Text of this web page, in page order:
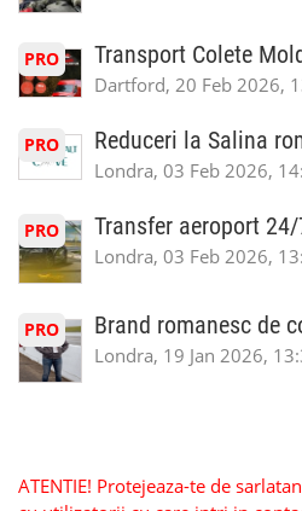
PRO Transport Colete
Dartford, 20 Feb 2026,
PRO Reduceri la Salina
Londra, 03 Feb 2026,
PRO Transfer aeroport 24/
Londra, 03 Feb 2026,
PRO Brand romanesc de
Londra, 19 Jan 2026,
ATENTIE! Protejeaza-te de